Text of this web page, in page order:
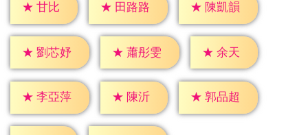
★ 甘比 ★ 田路路 ★ 陳凱韻
★ 劉芯妤 ★ 蕭彤雯 ★ 余天
★ 李亞萍 ★ 陳沂 ★ 郭品超